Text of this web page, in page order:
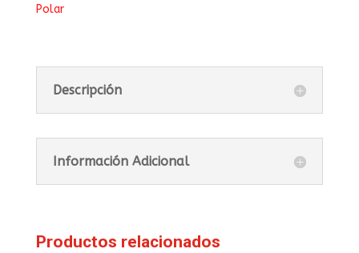
Polar
Descripción
Información Adicional
Productos relacionados